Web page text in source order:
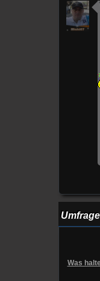
Umfrage
Was